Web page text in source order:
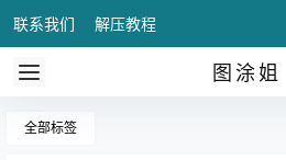
联系我们 解压教程
图涂姐
全部标签